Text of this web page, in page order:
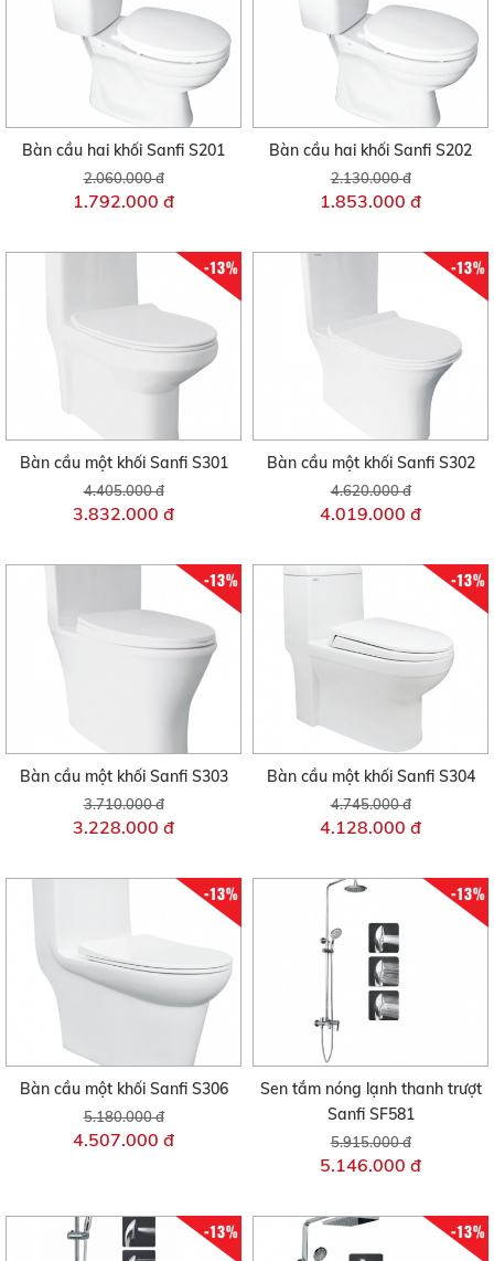
Bàn cầu hai khối Sanfi S201
2.060.000 đ
1.792.000 đ
Bàn cầu hai khối Sanfi S202
2.130.000 đ
1.853.000 đ
-13%
Bàn cầu một khối Sanfi S301
4.405.000 đ
3.832.000 đ
-13%
Bàn cầu một khối Sanfi S302
4.620.000 đ
4.019.000 đ
-13%
Bàn cầu một khối Sanfi S303
3.710.000 đ
3.228.000 đ
-13%
Bàn cầu một khối Sanfi S304
4.745.000 đ
4.128.000 đ
-13%
Bàn cầu một khối Sanfi S306
5.180.000 đ
4.507.000 đ
-13%
Sen tắm nóng lạnh thanh trượt
Sanfi SF581
5.915.000 đ
5.146.000 đ
-13% -13%